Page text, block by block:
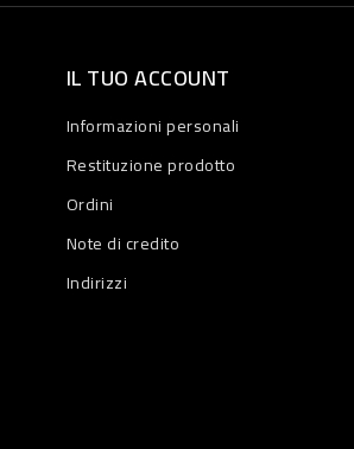
IL TUO ACCOUNT
Informazioni personali
Restituzione prodotto
Ordini
Note di credito
Indirizzi